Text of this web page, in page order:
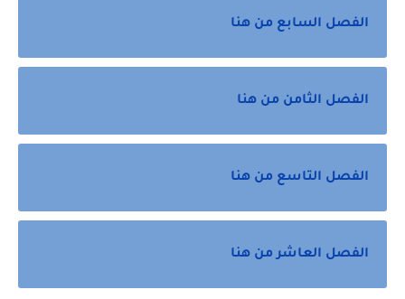
الفصل السابع من هنا
الفصل الثامن من هنا
الفصل التاسع من هنا
الفصل العاشر من هنا